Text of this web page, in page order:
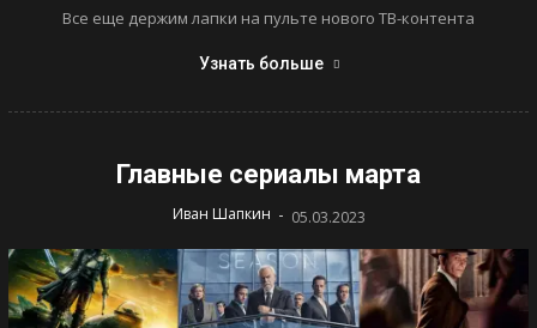
Все еще держим лапки на пульте нового ТВ-контента
Узнать больше
Главные сериалы марта
Иван Шапкин - 05.03.2023